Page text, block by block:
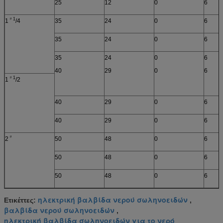
25 12 0 6
1 〃1/4 35 24 0 6
35 24 0 6
35
40
24
29
0
0
6
6
1 〃1/2
40 29 0 6
40 29 0 6
2 〃 50 48 0 6
50 48 0 6
50 48 0 6
Ετικέττες: ηλεκτρική βαλβίδα νερού σωληνοειδών ,
βαλβίδα νερού σωληνοειδών ,
ηλεκτρική βαλβίδα σωληνοειδών για το νερό